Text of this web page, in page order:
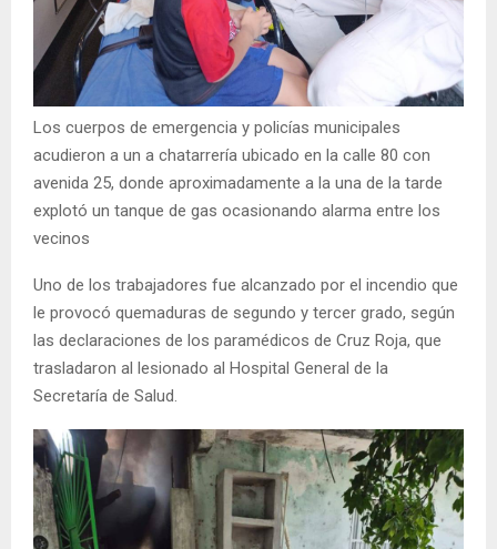
Los cuerpos de emergencia y policías municipales
acudieron a un a chatarrería ubicado en la calle 80 con
avenida 25, donde aproximadamente a la una de la tarde
explotó un tanque de gas ocasionando alarma entre los
vecinos
Uno de los trabajadores fue alcanzado por el incendio que
le provocó quemaduras de segundo y tercer grado, según
las declaraciones de los paramédicos de Cruz Roja, que
trasladaron al lesionado al Hospital General de la
Secretaría de Salud.